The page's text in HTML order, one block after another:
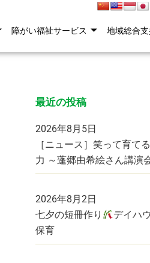
障がい福祉サービス 地域総合支
最近の投稿
2026年8月5日
［ニュース］笑って育て
力 ～蓬郷由希絵さん講演
2026年8月2日
七夕の短冊作り
デイハ
保育